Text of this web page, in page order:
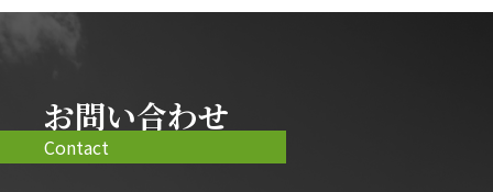
お問い合わせ
Contact